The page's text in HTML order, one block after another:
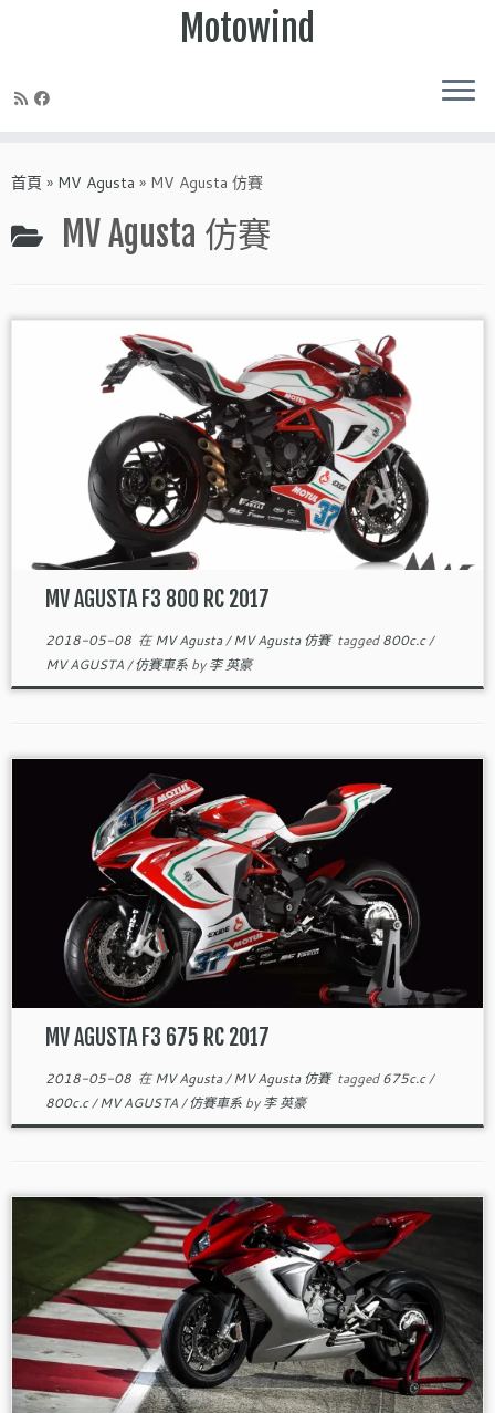
to
Motowind
首頁 » MV Agusta » MV Agusta 仿賽
MV Agusta 仿賽
MV AGUSTA F3 800 RC 2017
2018-05-08在MV Agusta/MV Agusta 仿賽 tagged800c.c/
MV AGUSTA/仿賽車系 by李 英豪
MV AGUSTA F3 675 RC 2017
2018-05-08在MV Agusta/MV Agusta 仿賽 tagged675c.c/
800c.c/MV AGUSTA/仿賽車系 by李 英豪